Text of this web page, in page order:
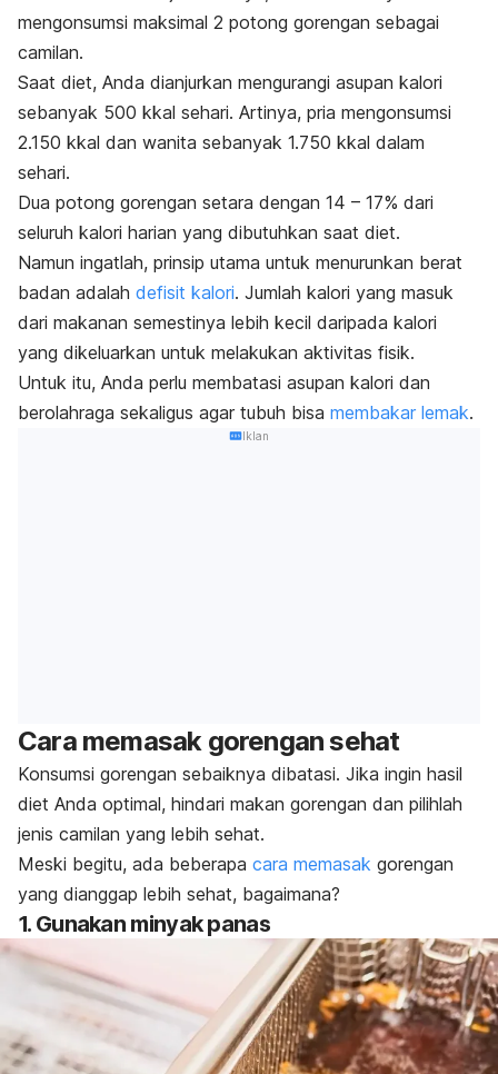
mengonsumsi maksimal 2 potong gorengan sebagai
camilan.
Saat diet, Anda dianjurkan mengurangi asupan kalori
sebanyak 500 kkal sehari. Artinya, pria mengonsumsi
2.150 kkal dan wanita sebanyak 1.750 kkal dalam
sehari.
Dua potong gorengan setara dengan 14 – 17% dari
seluruh kalori harian yang dibutuhkan saat diet.
Namun ingatlah, prinsip utama untuk menurunkan berat
badan adalah defisit kalori. Jumlah kalori yang masuk
dari makanan semestinya lebih kecil daripada kalori
yang dikeluarkan untuk melakukan aktivitas fisik.
Untuk itu, Anda perlu membatasi asupan kalori dan
berolahraga sekaligus agar tubuh bisa membakar lemak.
Iklan
Cara memasak gorengan sehat
Konsumsi gorengan sebaiknya dibatasi. Jika ingin hasil
diet Anda optimal, hindari makan gorengan dan pilihlah
jenis camilan yang lebih sehat.
Meski begitu, ada beberapa cara memasak gorengan
yang dianggap lebih sehat, bagaimana?
1. Gunakan minyak panas